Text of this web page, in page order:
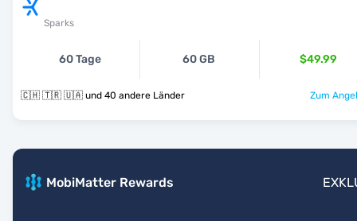
Sparks
60 Tage 60 GB $49.99
🇨🇭 🇹🇷 🇺🇦 und 40 andere Länder Zum
MobiMatter Rewards